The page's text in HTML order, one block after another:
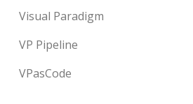
Visual Paradigm
VP Pipeline
VPasCode